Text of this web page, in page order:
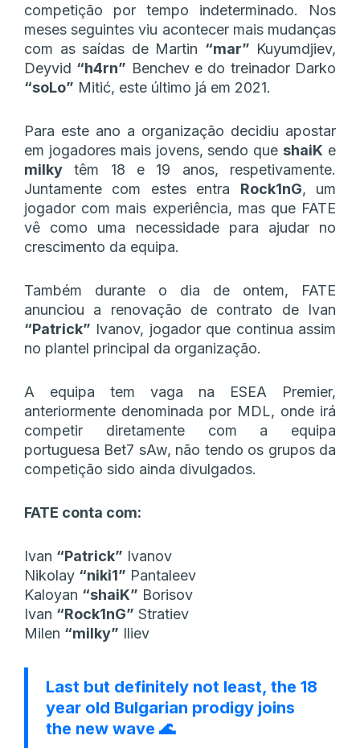
competição por tempo indeterminado. Nos
meses seguintes viu acontecer mais mudanças
com as saídas de Martin “⁠mar⁠” Kuyumdjiev,
Deyvid “⁠h4rn⁠” Benchev e do treinador Darko
“⁠soLo⁠” Mitić, este último já em 2021.
Para este ano a organização decidiu apostar
em jogadores mais jovens, sendo que shaiK e
milky têm 18 e 19 anos, respetivamente.
Juntamente com estes entra Rock1nG, um
jogador com mais experiência, mas que FATE
vê como uma necessidade para ajudar no
crescimento da equipa.
Também durante o dia de ontem, FATE
anunciou a renovação de contrato de Ivan
“⁠Patrick⁠” Ivanov, jogador que continua assim
no plantel principal da organização.
A equipa tem vaga na ESEA Premier,
anteriormente denominada por MDL, onde irá
competir diretamente com a equipa
portuguesa Bet7 sAw, não tendo os grupos da
competição sido ainda divulgados.
FATE conta com:
Ivan “⁠Patrick⁠” Ivanov
Nikolay “⁠niki1⁠” Pantaleev
Kaloyan “⁠shaiK⁠” Borisov
Ivan “⁠Rock1nG⁠” Stratiev
Milen “⁠milky⁠” Iliev
Last but definitely not least, the 18
year old Bulgarian prodigy joins
the new wave 🌊